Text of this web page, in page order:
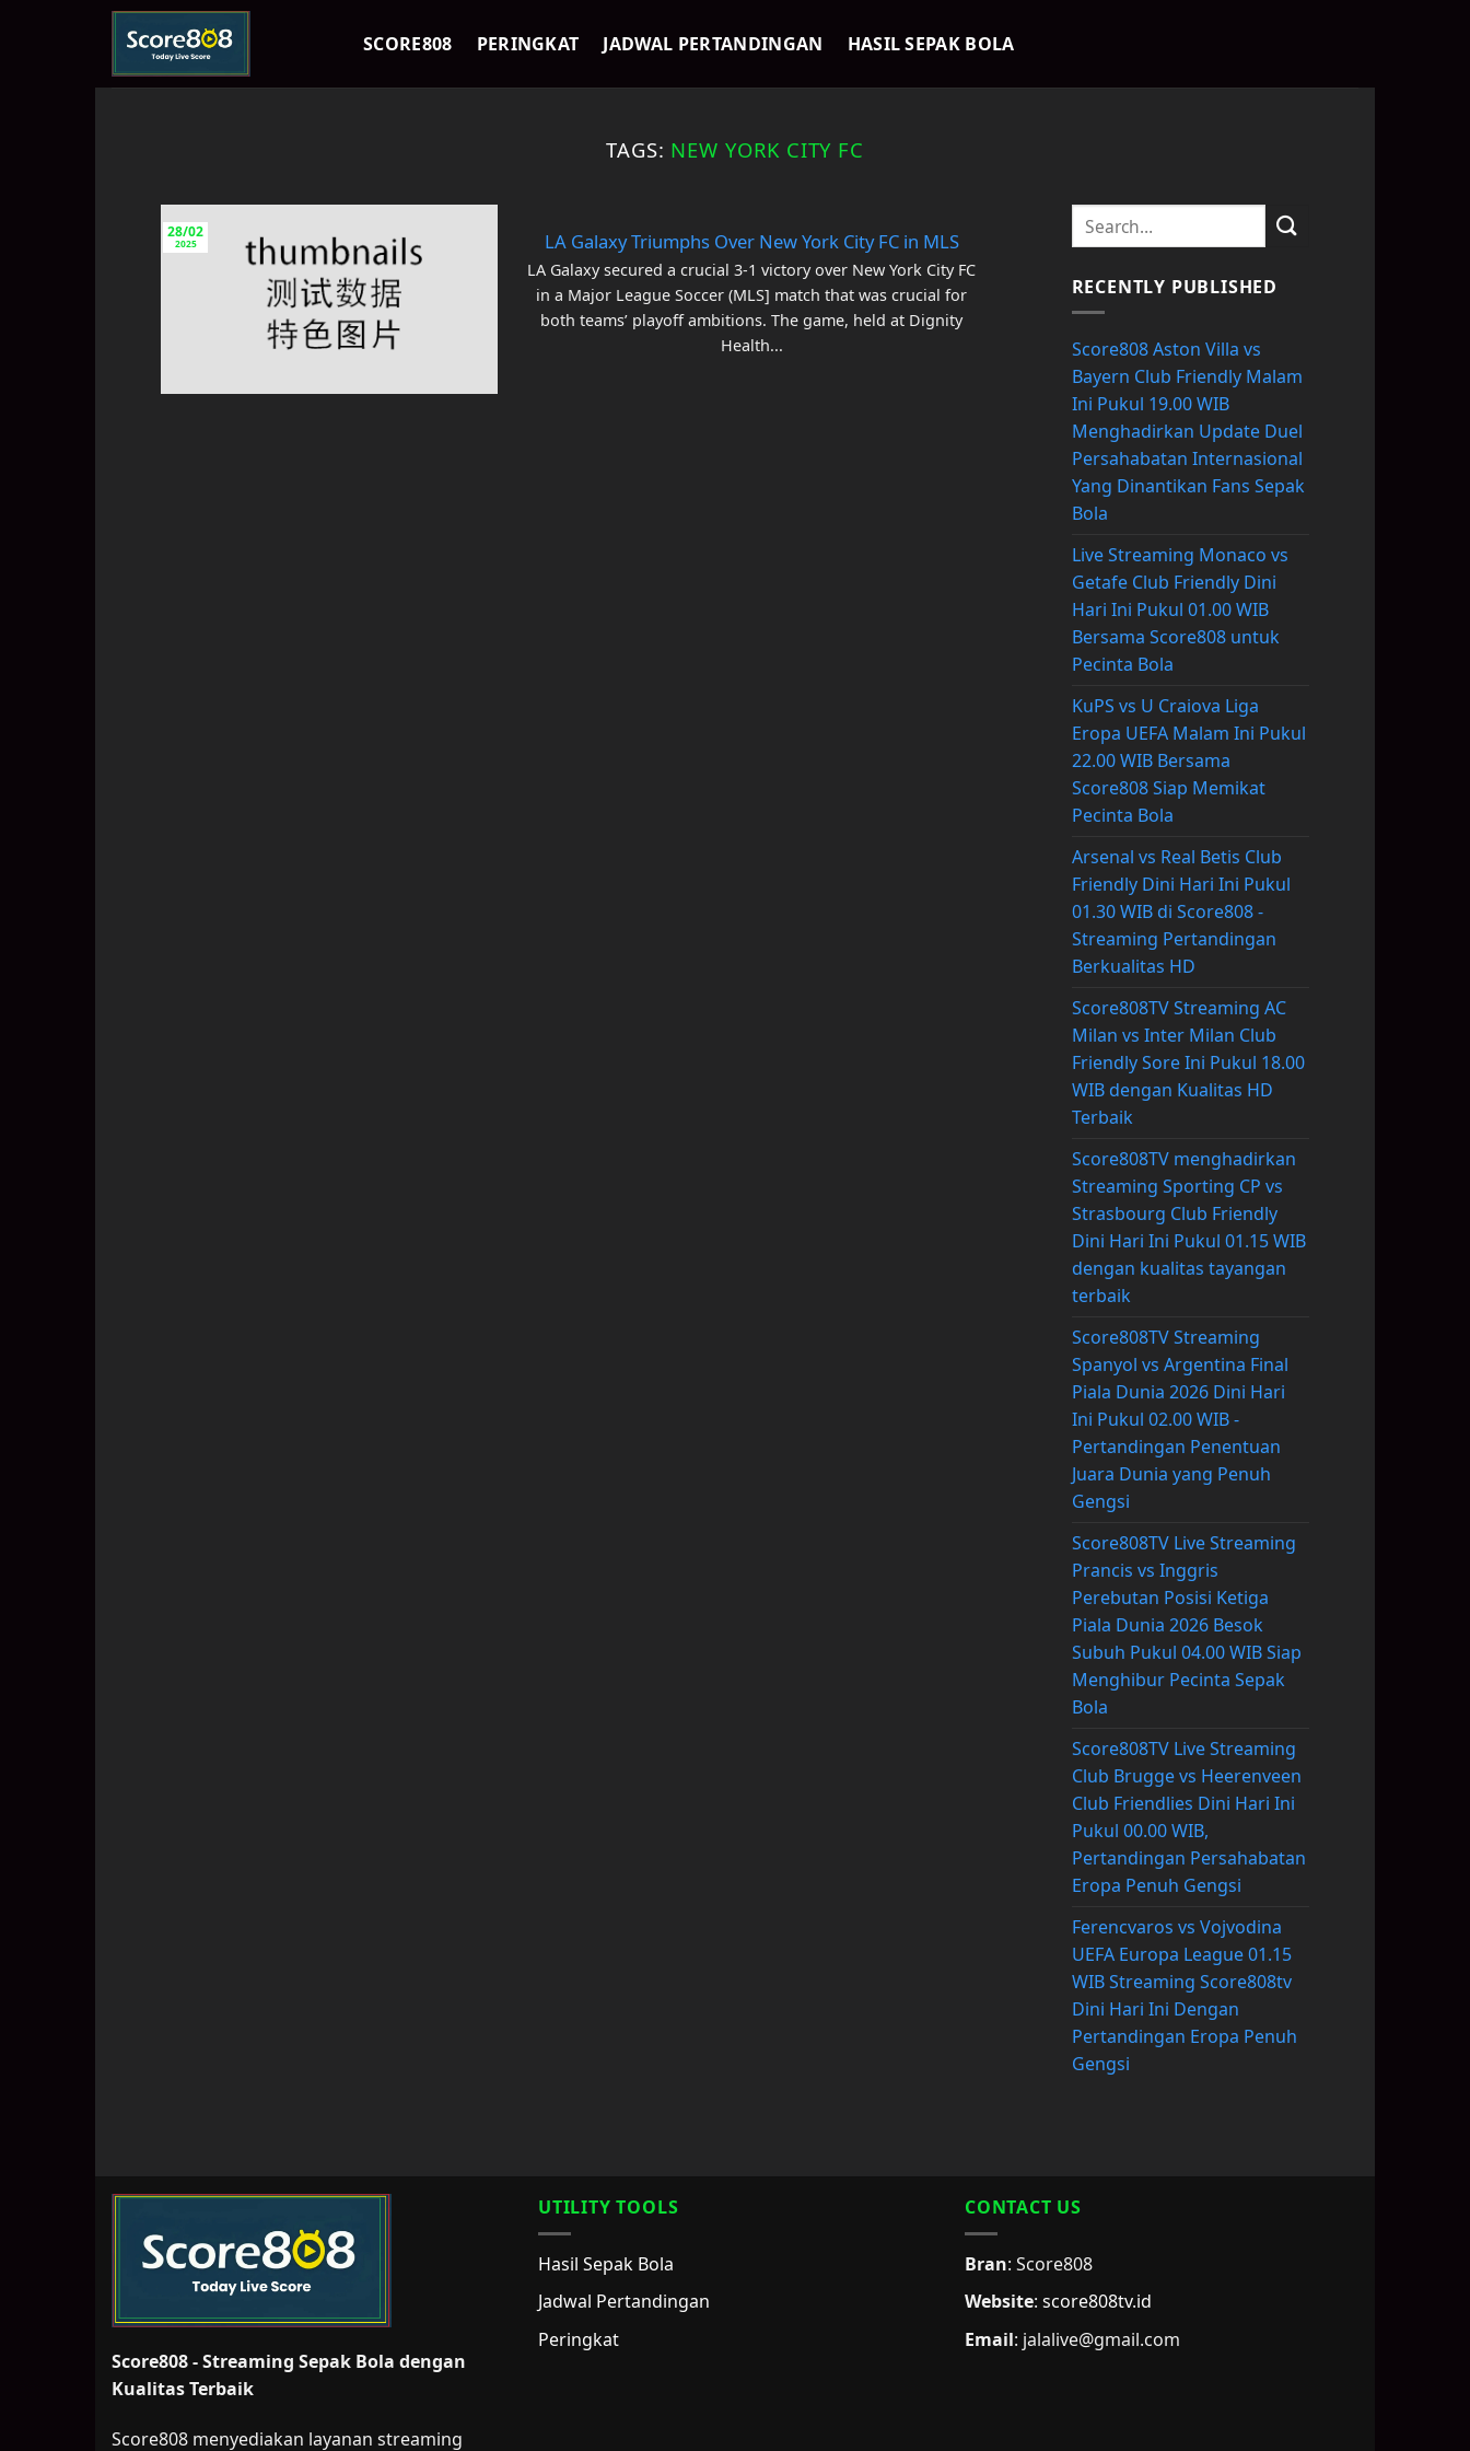
Skip
content
SCORE808 PERINGKAT JADWAL PERTANDINGAN HASIL SEPAK BOLA
TAGS: NEW YORK CITY FC
LA Galaxy Triumphs Over New York City FC in MLS
LA Galaxy secured a crucial 3-1 victory over New York City FC
in a Major League Soccer (MLS] match that was crucial for
both teams’ playoff ambitions. The game, held at Dignity
Health...
28/02
2025
RECENTLY PUBLISHED
Score808 Aston Villa vs
Bayern Club Friendly Malam
Ini Pukul 19.00 WIB
Menghadirkan Update Duel
Persahabatan Internasional
Yang Dinantikan Fans Sepak
Bola
Live Streaming Monaco vs
Getafe Club Friendly Dini
Hari Ini Pukul 01.00 WIB
Bersama Score808 untuk
Pecinta Bola
KuPS vs U Craiova Liga
Eropa UEFA Malam Ini Pukul
22.00 WIB Bersama
Score808 Siap Memikat
Pecinta Bola
Arsenal vs Real Betis Club
Friendly Dini Hari Ini Pukul
01.30 WIB di Score808 -
Streaming Pertandingan
Berkualitas HD
Score808TV Streaming AC
Milan vs Inter Milan Club
Friendly Sore Ini Pukul 18.00
WIB dengan Kualitas HD
Terbaik
Score808TV menghadirkan
Streaming Sporting CP vs
Strasbourg Club Friendly
Dini Hari Ini Pukul 01.15 WIB
dengan kualitas tayangan
terbaik
Score808TV Streaming
Spanyol vs Argentina Final
Piala Dunia 2026 Dini Hari
Ini Pukul 02.00 WIB -
Pertandingan Penentuan
Juara Dunia yang Penuh
Gengsi
Score808TV Live Streaming
Prancis vs Inggris
Perebutan Posisi Ketiga
Piala Dunia 2026 Besok
Subuh Pukul 04.00 WIB Siap
Menghibur Pecinta Sepak
Bola
Score808TV Live Streaming
Club Brugge vs Heerenveen
Club Friendlies Dini Hari Ini
Pukul 00.00 WIB,
Pertandingan Persahabatan
Eropa Penuh Gengsi
Ferencvaros vs Vojvodina
UEFA Europa League 01.15
WIB Streaming Score808tv
Dini Hari Ini Dengan
Pertandingan Eropa Penuh
Gengsi
Score808 - Streaming Sepak Bola dengan
Kualitas Terbaik
Score808 menyediakan layanan streaming
UTILITY TOOLS
Hasil Sepak Bola
Jadwal Pertandingan
Peringkat
CONTACT US
Bran: Score808
Website: score808tv.id
Email: jalalive@gmail.com